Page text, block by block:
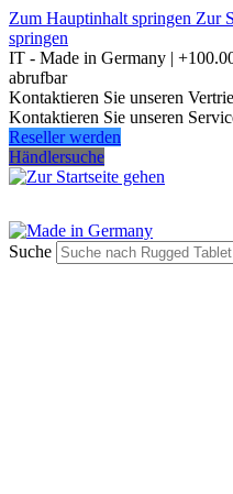
Zum Hauptinhalt springen Zur
springen
IT - Made in Germany |
abrufbar
Kontaktieren Sie unseren
Kontaktieren Sie unseren
Reseller werden
Händlersuche
Suche